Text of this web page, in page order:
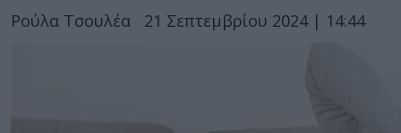
Ρούλα Τσουλέα 21 Σεπτεμβρίου 2024 | 14:44